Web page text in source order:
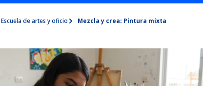
Escuela de artes y oficio Mezcla y crea: Pintura mixta